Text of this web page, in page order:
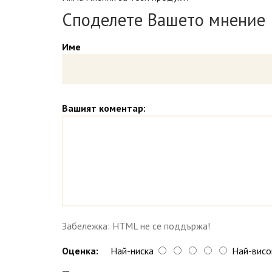
Споделете Вашето мнение
Име
Вашият коментар:
Забележка: HTML не се поддържа!
Оценка: Най-ниска Най-